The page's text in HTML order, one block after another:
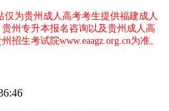
仅为贵州成人高考考生提供福建成人
州专升本报名咨询以及贵州成人高
招生考试院www.eaagz.org.cn为准。